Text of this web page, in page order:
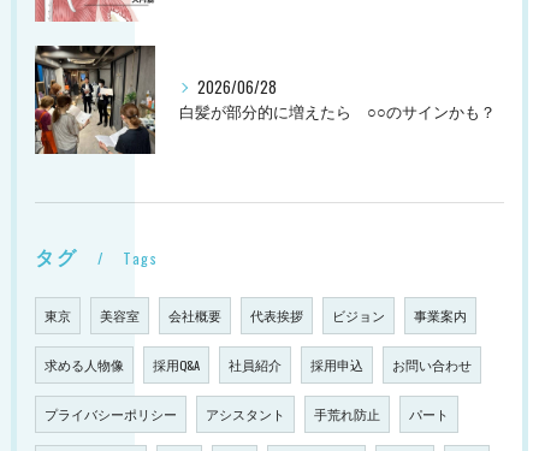
2026/06/28
白髪が部分的に増えたら ○○のサインかも？
タグ Tags
東京 美容室 会社概要 代表挨拶 ビジョン 事業案内
求める人物像 採用Q&A 社員紹介 採用申込 お問い合わせ
プライバシーポリシー アシスタント 手荒れ防止 パート